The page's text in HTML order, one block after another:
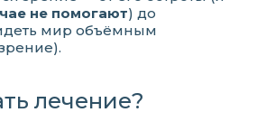
не помогают) до
мир объёмным
лечение?